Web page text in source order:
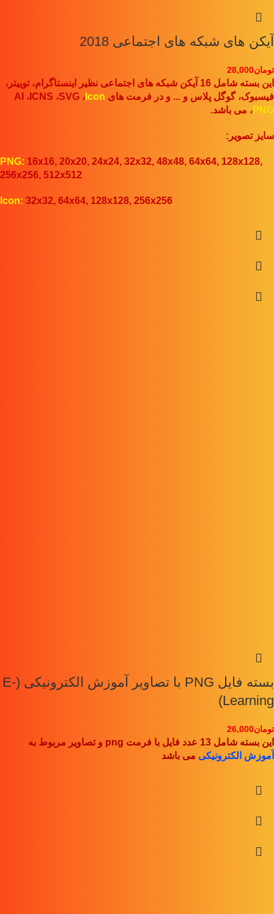
آیکن های شبکه های اجتماعی 2018
تومان28,000
این بسته شامل 16 آیکن شبکه های اجتماعی نظیر اینستاگرام، توییتر،
فیسبوک، گوگل پلاس و ... و در فرمت های AI ،ICNS ،SVG ، Icon
،PNG می باشد.
سایز تصویر:
PNG: 16x16, 20x20, 24x24, 32x32, 48x48, 64x64, 128x128,
256x256, 512x512
Icon: 32x32, 64x64, 128x128, 256x256
بسته فایل PNG با تصاویر آموزش الکترونیکی (E-
Learning)
تومان26,000
این بسته شامل 13 عدد فایل با فرمت png و تصاویر مربوط به
آموزش الکترونیکی می باشد